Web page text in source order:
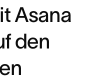
Asana
den